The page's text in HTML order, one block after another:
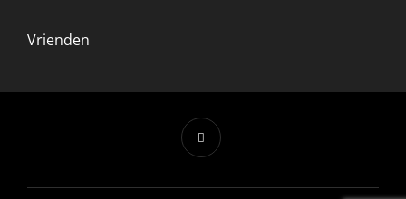
Vrienden